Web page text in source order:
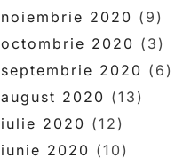
noiembrie 2020 (9)
octombrie 2020 (3)
septembrie 2020 (6)
august 2020 (13)
iulie 2020 (12)
iunie 2020 (10)